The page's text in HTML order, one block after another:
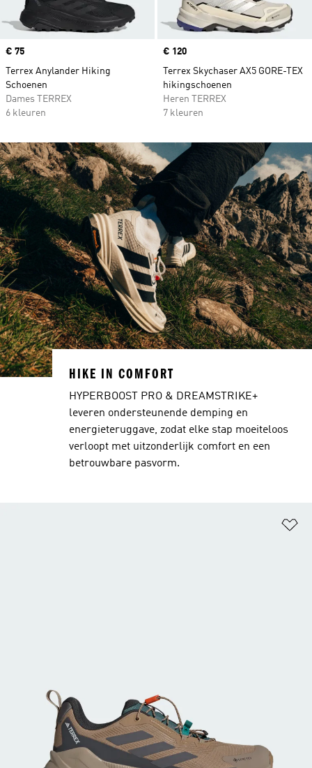
Price
€ 75
Terrex Anylander Hiking
Schoenen
Dames TERREX
6 kleuren
Price
€ 120
Terrex Skychaser AX5 GORE-TEX
hikingschoenen
Heren TERREX
7 kleuren
HIKE IN COMFORT
HYPERBOOST PRO & DREAMSTRIKE+
leveren ondersteunende demping en
energieteruggave, zodat elke stap moeiteloos
verloopt met uitzonderlijk comfort en een
betrouwbare pasvorm.